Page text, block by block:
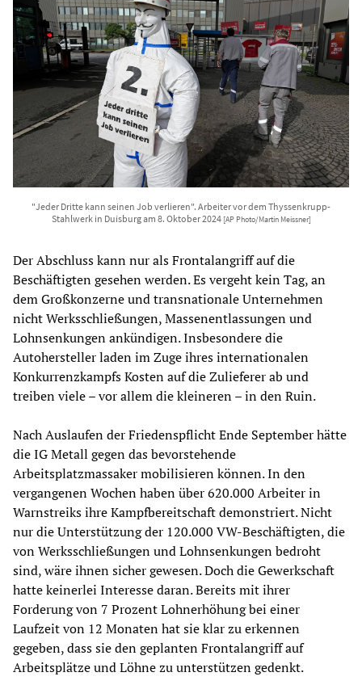
"Jeder Dritte kann seinen Job verlieren". Arbeiter vor dem Thyssenkrupp-
Stahlwerk in Duisburg am 8. Oktober 2024 [AP Photo/Martin Meissner]
Der Abschluss kann nur als Frontalangriff auf die
Beschäftigten gesehen werden. Es vergeht kein Tag, an
dem Großkonzerne und transnationale Unternehmen
nicht Werksschließungen, Massenentlassungen und
Lohnsenkungen ankündigen. Insbesondere die
Autohersteller laden im Zuge ihres internationalen
Konkurrenzkampfs Kosten auf die Zulieferer ab und
treiben viele – vor allem die kleineren – in den Ruin.
Nach Auslaufen der Friedenspflicht Ende September hätte
die IG Metall gegen das bevorstehende
Arbeitsplatzmassaker mobilisieren können. In den
vergangenen Wochen haben über 620.000 Arbeiter in
Warnstreiks ihre Kampfbereitschaft demonstriert. Nicht
nur die Unterstützung der 120.000 VW-Beschäftigten, die
von Werksschließungen und Lohnsenkungen bedroht
sind, wäre ihnen sicher gewesen. Doch die Gewerkschaft
hatte keinerlei Interesse daran. Bereits mit ihrer
Forderung von 7 Prozent Lohnerhöhung bei einer
Laufzeit von 12 Monaten hat sie klar zu erkennen
gegeben, dass sie den geplanten Frontalangriff auf
Arbeitsplätze und Löhne zu unterstützen gedenkt.